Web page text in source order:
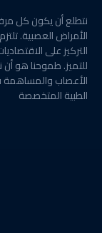
نتطلع أن يكون كل
التركيز على
للتميز. طموحنا هو
الأعصاب والمساهمة
الطبية المتخصصة